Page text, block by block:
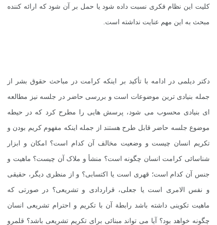
کلیت این نظام فکری نسبت داده شود یا حمل بر آن شود که ارائه کننده
مبحث به این مهم عنایت نداشته است.
دکتر دیلمی در ادامه با تأکید بر اینکه کرامت در مباحث حقوق بشر از
جمله بنیادی ترین موضوعات است و بررسی حاضر در جلسه نیز مطالعه
ای بنیادی محسوب می شود، پرسش هایی را مطرح کرد که در حیطه
موضوع جلسه حاضر قابل طرح هستند از جمله اینکه مفهوم کریم بودن و
تکریم انسان چیست و وضعیت مخالف آن کدام است؟ امکان و ابزار
شناسائی کرامت انسان چگونه است؟ منشأ و ملاک آن چیست؟ ماهیت و
جنس آن کدام است؛ قهری است یا اکتسابی؟ و از منظری دیگر، حقیقی
و نفس الامری است یا جعلی، قراردادی و تشریعی؟ در صورتی که
ماهیت تکوینی داشته باشد رابطة آن با تکریم و احترام تشریعی انسان
چگونه خواهد بود؟ آیا می تواند مبنائی برای تکریم تشریعی باشد؟ قلمرو